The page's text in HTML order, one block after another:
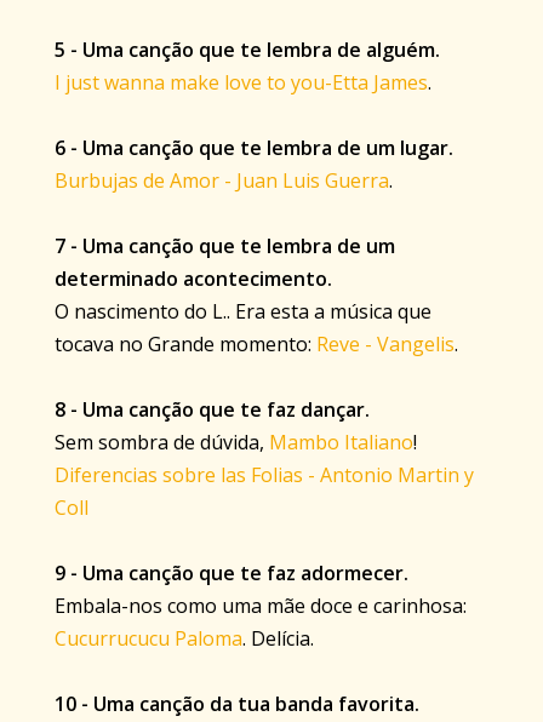
5 - Uma canção que te lembra de alguém.
I just wanna make love to you-Etta James.
6 - Uma canção que te lembra de um lugar.
Burbujas de Amor - Juan Luis Guerra.
7 - Uma canção que te lembra de um
determinado acontecimento.
O nascimento do L.. Era esta a música que
tocava no Grande momento: Reve - Vangelis.
8 - Uma canção que te faz dançar.
Sem sombra de dúvida, Mambo Italiano!
Diferencias sobre las Folias - Antonio Martin y
Coll
9 - Uma canção que te faz adormecer.
Embala-nos como uma mãe doce e carinhosa:
Cucurrucucu Paloma. Delícia.
10 - Uma canção da tua banda favorita.